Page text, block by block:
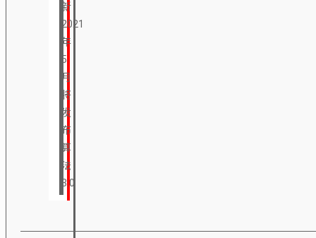
新
2021
年
5
月
将
发
布
算
法
3.0